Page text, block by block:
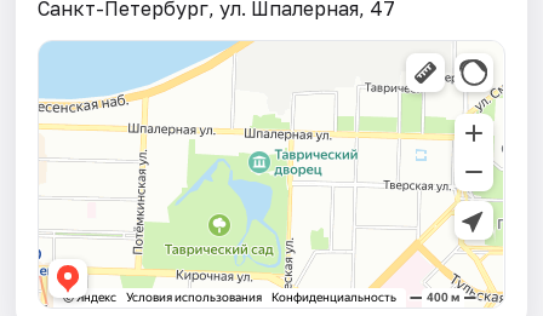
Санкт-Петербург, ул. Шпалерная, 47